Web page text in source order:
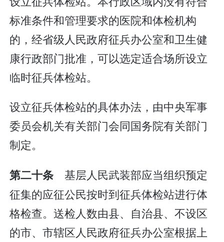
标准条件和管理要求的医院和体检机构
的，经省级人民政府征兵办公室和卫生健
康行政部门批准，可以选定适合场所设立
临时征兵体检站。
设立征兵体检站的具体办法，由中央军事
委员会机关有关部门会同国务院有关部门
制定。
第二十条 基层人民武装部应当组织预定
征集的应征公民按时到征兵体检站进行体
格检查。送检人数由县、自治县、不设区
的市、市辖区人民政府征兵办公室根据上